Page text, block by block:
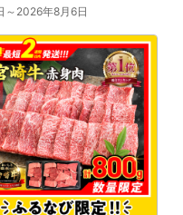
～2026年8月6日